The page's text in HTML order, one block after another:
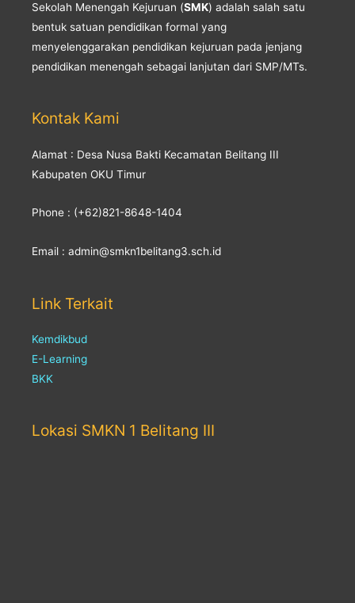
Sekolah Menengah Kejuruan (SMK) adalah salah satu
bentuk satuan pendidikan formal yang
menyelenggarakan pendidikan kejuruan pada jenjang
pendidikan menengah sebagai lanjutan dari SMP/MTs.
Kontak Kami
Alamat : Desa Nusa Bakti Kecamatan Belitang III
Kabupaten OKU Timur
Phone : (+62)821-8648-1404
Email : admin@smkn1belitang3.sch.id
Link Terkait
Kemdikbud
E-Learning
BKK
Lokasi SMKN 1 Belitang III